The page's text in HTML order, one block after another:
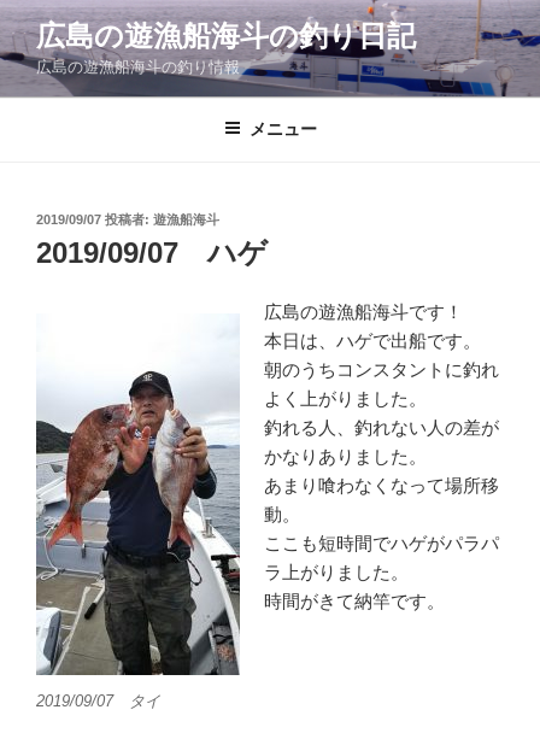
コ
ン
ン
広島の遊漁船海斗の釣り日記
広島の遊漁船海斗の釣り情報
メニュー
投
稿
日:
2019/09/07 投稿者: 遊漁船海斗
2019/09/07 ハゲ
2019/09/07 タイ
広島の遊漁船海斗です！
本日は、ハゲで出船です。
朝のうちコンスタントに釣れ
よく上がりました。
釣れる人、釣れない人の差が
かなりありました。
あまり喰わなくなって場所移
動。
ここも短時間でハゲがパラパ
ラ上がりました。
時間がきて納竿です。